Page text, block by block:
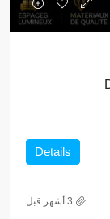
Details